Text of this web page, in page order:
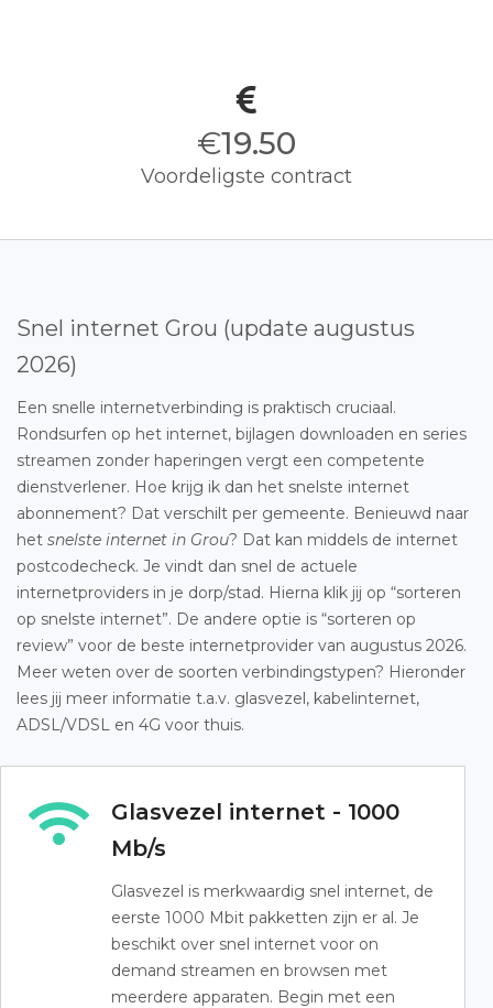
€19.50
Voordeligste contract
Snel internet Grou (update augustus
2026)
Een snelle internetverbinding is praktisch cruciaal.
Rondsurfen op het internet, bijlagen downloaden en series
streamen zonder haperingen vergt een competente
dienstverlener. Hoe krijg ik dan het snelste internet
abonnement? Dat verschilt per gemeente. Benieuwd naar
het snelste internet in Grou? Dat kan middels de internet
postcodecheck. Je vindt dan snel de actuele
internetproviders in je dorp/stad. Hierna klik jij op “sorteren
op snelste internet”. De andere optie is “sorteren op
review” voor de beste internetprovider van augustus 2026.
Meer weten over de soorten verbindingstypen? Hieronder
lees jij meer informatie t.a.v. glasvezel, kabelinternet,
ADSL/VDSL en 4G voor thuis.
Glasvezel internet - 1000
Mb/s
Glasvezel is merkwaardig snel internet, de
eerste 1000 Mbit pakketten zijn er al. Je
beschikt over snel internet voor on
demand streamen en browsen met
meerdere apparaten. Begin met een